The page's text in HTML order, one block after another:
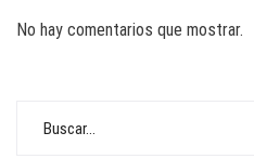
No hay comentarios que mostrar.